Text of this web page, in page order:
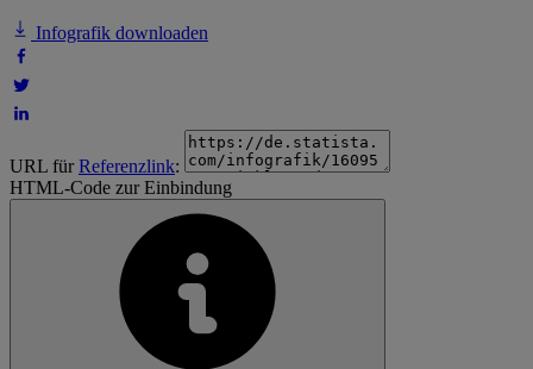
Infografik downloaden
URL fürReferenzlink:
HTML-Code zur Einbindung